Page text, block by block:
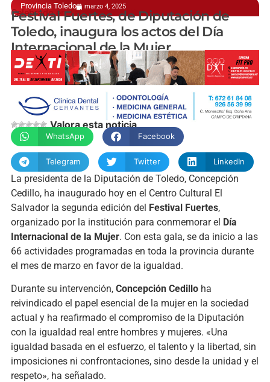
Provincia Toledo marzo 4, 2025
Celebrado en Talavera de la Reina
Festival Fuertes, de Diputación de
Toledo, inaugura los actos del Día
Internacional de la Mujer
manchainformacion.com
Valora esta noticia
WhatsApp Facebook
Telegram Twitter LinkedIn
La presidenta de la Diputación de Toledo, Concepción
Cedillo, ha inaugurado hoy en el Centro Cultural El
Salvador la segunda edición del Festival Fuertes,
organizado por la institución para conmemorar el Día
Internacional de la Mujer. Con esta gala, se da inicio a las
66 actividades programadas en toda la provincia durante
el mes de marzo en favor de la igualdad.
Durante su intervención, Concepción Cedilloha
reivindicado el papel esencial de la mujer en la sociedad
actual y ha reafirmado el compromiso de la Diputación
con la igualdad real entre hombres y mujeres. «Una
igualdad basada en el esfuerzo, el talento y la libertad, sin
imposiciones ni confrontaciones, sino desde la unidad y el
respeto», ha señalado.